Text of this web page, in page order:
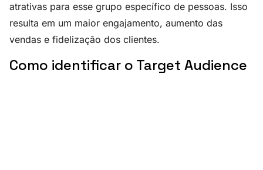
atrativas para esse grupo específico de pessoas. Isso
resulta em um maior engajamento, aumento das
vendas e fidelização dos clientes.
Como identificar o Target Audience